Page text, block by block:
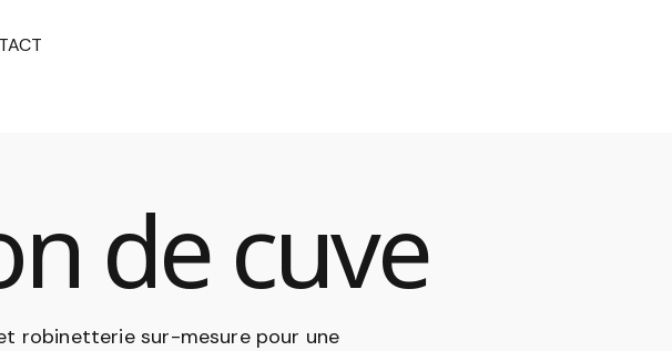
de cuve
robinetterie sur-mesure pour une